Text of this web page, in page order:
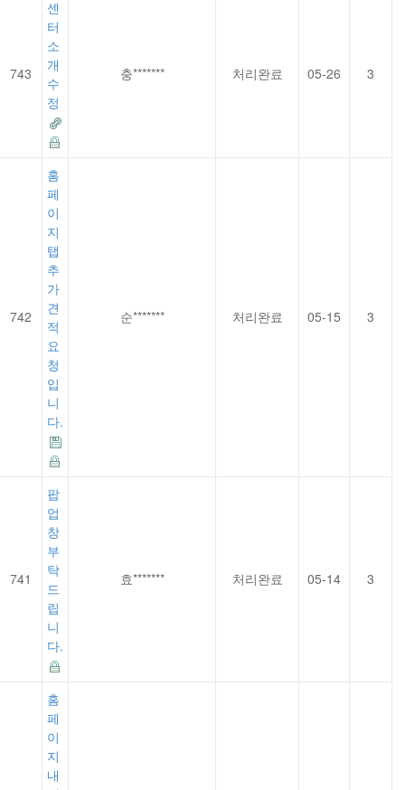
743
센
터
소
개
수
정
충******* 처리완료 05-26 3
742
홈
페
이
지
탭
추
가
견
적
요
청
입
니
다.
순******* 처리완료 05-15 3
741
팝
업
창
부
탁
드
립
니
다.
효******* 처리완료 05-14 3
홈
페
이
지
내